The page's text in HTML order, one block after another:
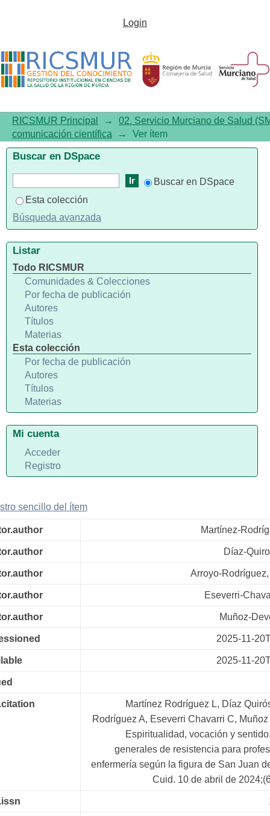
Spirituality, vocation, and
resources for nursing
professionals according to the
figure of Saint John of God
Login
RICSMUR Principal →
02. Servicio Murciano de Salud
comunicación científica
→ Ver ítem
sencillo del ítem
Martínez-
Díaz-
Arroyo-
Eseverri-
Muñoz-
2025-11-
2025-11-
Martínez Rodríguez L, Díaz
Rodríguez A, Eseverri Chavarri C,
Espiritualidad, vocación y
generales de resistencia para
enfermería según la figura de San Juan
Cuid. 10 de abril de
Buscar en DSpace
Buscar en DSpace
Esta colección
Búsqueda avanzada
Listar
Todo RICSMUR
Comunidades & Colecciones
Por fecha de publicación
Autores
Títulos
Materias
Esta colección
Por fecha de publicación
Autores
Títulos
Materias
Mi cuenta
Acceder
Registro